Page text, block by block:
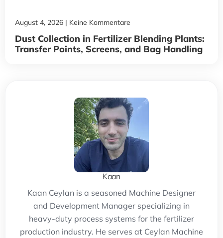
Dust Collection in Fertilizer Blending Plants:
Transfer Points, Screens, and Bag Handling
August 4, 2026 Keine Kommentare
Kaan
Kaan Ceylan is a seasoned Machine Designer
and Development Manager specializing in
heavy-duty process systems for the fertilizer
production industry. He serves at Ceylan Machine